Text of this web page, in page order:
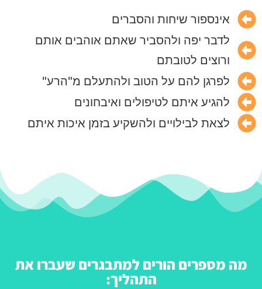
אינספור שיחות והסברים
לדבר יפה ולהסביר שאתם אוהבים אותם
ורוצים לטובתם
לפרגן להם על הטוב ולהתעלם מ"הרע"
להגיע איתם לטיפולים ואיבחונים
לצאת לבילויים ולהשקיע בזמן איכות איתם
מה מספרים הורים למתבגרים שעברו את
התהליך: